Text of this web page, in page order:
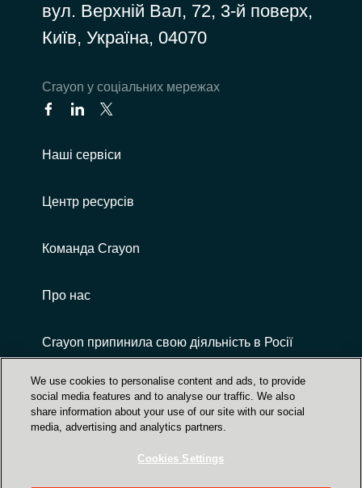
вул. Верхній Вал, 72, 3-й поверх,
Київ, Україна, 04070
Сrayon у соціальних мережах
Наші сервіси
Центр ресурсів
Команда Crayon
Про нас
Crayon припинила свою діяльність в Росії
We use cookies to personalise content and ads, to provide
social media features and to analyse our traffic. We also
share information about your use of our site with our social
media, advertising and analytics partners.
Cookies Settings